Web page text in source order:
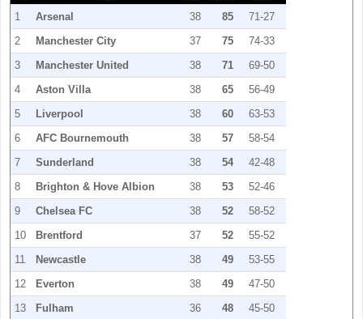
1
Arsenal 38 85
71-27
2
Manchester City 37 75
74-33
3
Manchester United 38 71
69-50
4
Aston Villa 38 65
56-49
5
Liverpool 38 60
63-53
6
AFC Bournemouth 38 57
58-54
7
Sunderland 38 54
42-48
8
Brighton & Hove Albion 38 53
52-46
9
Chelsea FC 38 52
58-52
10
Brentford 37 52
55-52
11
Newcastle 38 49
53-55
12
Everton 38 49
47-50
13
Fulham 36 48 45-50